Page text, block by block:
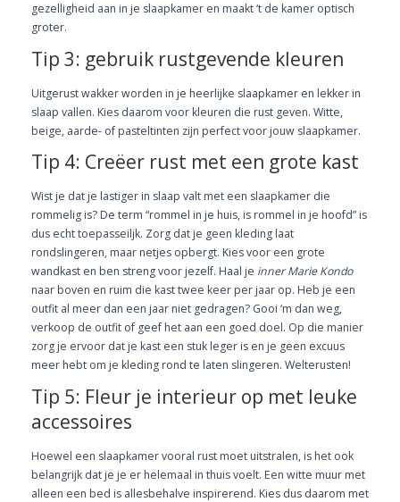
gezelligheid aan in je slaapkamer en maakt ‘t de kamer optisch
groter.
Tip 3: gebruik rustgevende kleuren
Uitgerust wakker worden in je heerlijke slaapkamer en lekker in
slaap vallen. Kies daarom voor kleuren die rust geven. Witte,
beige, aarde- of pasteltinten zijn perfect voor jouw slaapkamer.
Tip 4: Creëer rust met een grote kast
Wist je dat je lastiger in slaap valt met een slaapkamer die
rommelig is? De term “rommel in je huis, is rommel in je hoofd” is
dus echt toepasseiljk. Zorg dat je geen kleding laat
rondslingeren, maar netjes opbergt. Kies voor een grote
wandkast en ben streng voor jezelf. Haal je inner Marie Kondo
naar boven en ruim die kast twee keer per jaar op. Heb je een
outfit al meer dan een jaar niet gedragen? Gooi ‘m dan weg,
verkoop de outfit of geef het aan een goed doel. Op die manier
zorg je ervoor dat je kast een stuk leger is en je geen excuus
meer hebt om je kleding rond te laten slingeren. Welterusten!
Tip 5: Fleur je interieur op met leuke
accessoires
Hoewel een slaapkamer vooral rust moet uitstralen, is het ook
belangrijk dat je je er helemaal in thuis voelt. Een witte muur met
alleen een bed is allesbehalve inspirerend. Kies dus daarom met